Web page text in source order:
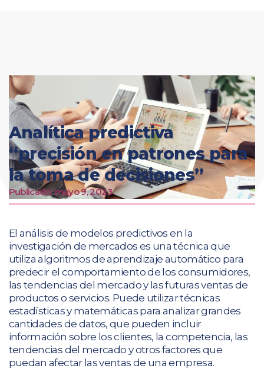
Analítica predictiva
“precisión en patrones para
la toma de decisiones”
Publicado:mayo 9, 2023
El análisis de modelos predictivos en la
investigación de mercados es una técnica que
utiliza algoritmos de aprendizaje automático para
predecir el comportamiento de los consumidores,
las tendencias del mercado y las futuras ventas de
productos o servicios. Puede utilizar técnicas
estadísticas y matemáticas para analizar grandes
cantidades de datos, que pueden incluir
información sobre los clientes, la competencia, las
tendencias del mercado y otros factores que
puedan afectar las ventas de una empresa.